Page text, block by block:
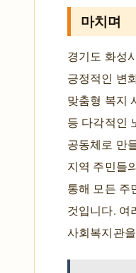
마치며
경기도 화성
긍정적인 변
맞춤형 복지
등 다각적인
공동체로 만
지역 주민들
통해 모든 주
것입니다. 여
사회복지관